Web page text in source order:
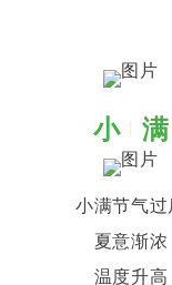
小 满
小满节气过
夏意渐浓
温度升高